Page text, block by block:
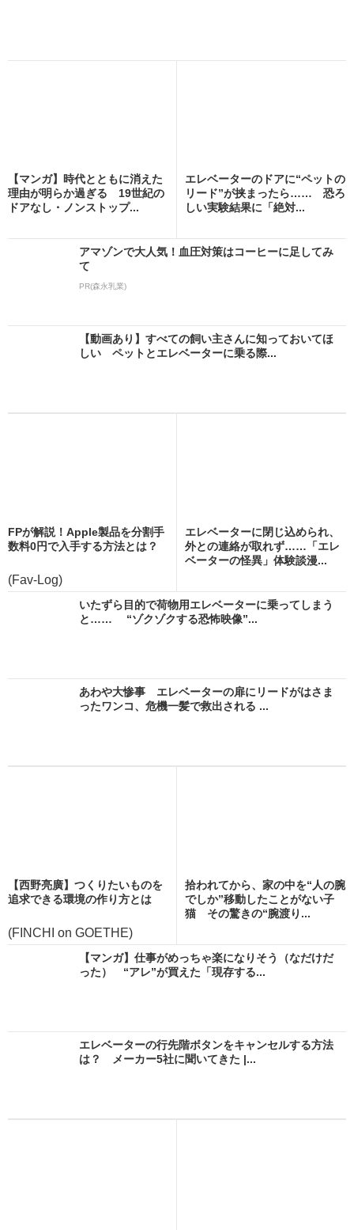
【マンガ】時代とともに消えた
理由が明らか過ぎる 19世紀の
ドアなし・ノンストップ...
エレベーターのドアに“ペットの
リード”が挟まったら…… 恐ろ
しい実験結果に「絶対...
アマゾンで大人気！血圧対策はコーヒーに足してみ
て
PR(森永乳業)
【動画あり】すべての飼い主さんに知っておいてほ
しい ペットとエレベーターに乗る際...
FPが解説！Apple製品を分割手
数料0円で入手する方法とは？
(Fav-Log)
エレベーターに閉じ込められ、
外との連絡が取れず……「エレ
ベーターの怪異」体験談漫...
いたずら目的で荷物用エレベーターに乗ってしまう
と…… “ゾクゾクする恐怖映像”...
あわや大惨事 エレベーターの扉にリードがはさま
ったワンコ、危機一髪で救出される ...
【西野亮廣】つくりたいものを
追求できる環境の作り方とは
(FINCHI on GOETHE)
拾われてから、家の中を“人の腕
でしか”移動したことがない子
猫 その驚きの“腕渡り...
【マンガ】仕事がめっちゃ楽になりそう（なだけだ
った） “アレ”が買えた「現存する...
エレベーターの行先階ボタンをキャンセルする方法
は？ メーカー5社に聞いてきた |...